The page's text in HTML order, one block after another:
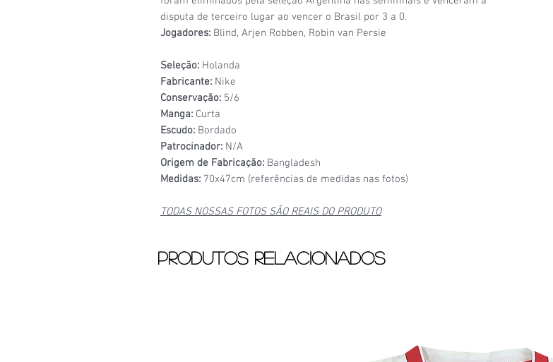
disputa de terceiro lugar ao vencer o Brasil por 3 a 0.
Jogadores: Blind, Arjen Robben, Robin van Persie
Seleção: Holanda
Fabricante: Nike
Conservação: 5/6
Manga: Curta
Escudo: Bordado
Patrocinador: N/A
Origem de Fabricação: Bangladesh
Medidas: 70x47cm (referências de medidas nas fotos)
TODAS NOSSAS FOTOS SÃO REAIS DO PRODUTO
Produtos relacionados